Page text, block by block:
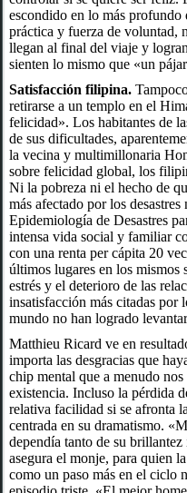
escondido en lo más profundo
práctica y fuerza de voluntad,
llegan al final del viaje y
sienten lo mismo que «un
Satisfacción filipina.
retirarse a un templo en el
felicidad». Los habitantes de
de sus dificultades,
la vecina y multimillonaria
sobre felicidad global, los
Ni la pobreza ni el hecho de
más afectado por los
Epidemiología de Desastres
intensa vida social y familiar
con una renta per cápita 20
últimos lugares en los mismos
estrés y el deterioro de las
insatisfacción más citadas por
mundo no han logrado
Matthieu Ricard ve en
importa las desgracias que
chip mental que a menudo nos
existencia. Incluso la pérdida
relativa facilidad si se afronta
centrada en su dramatismo.
dependía tanto de su
asegura el monje, para quien
como un paso más en el ciclo